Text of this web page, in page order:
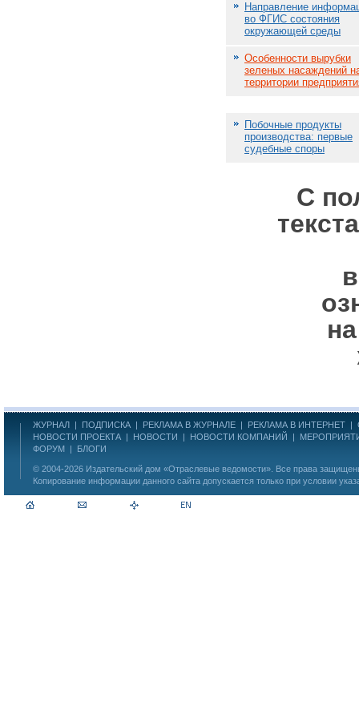
Направление
во ФГИС состояния
окружающей среды
Особенности вырубки
зеленых насаждений
территории
Побочные продукты
производства: первые
судебные споры
С
ЖУРНАЛ | ПОДПИСКА | РЕКЛАМА В ЖУРНАЛЕ | РЕКЛАМА В ИНТЕРНЕТ |
НОВОСТИ ПРОЕКТА | НОВОСТИ | НОВОСТИ КОМПАНИЙ |
ФОРУМ | БЛОГИ
© 2004-2026 Издательский дом «Отраслевые ведомости» . Все права
Копирование информации данного сайта допускается только при условии